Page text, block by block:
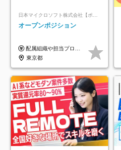
日本マイクロソフト株式会社【ポジションマッチ登録】
オープンポジション
配属組織や担当プロジェクトにより異なります。 ▼参考情報 ----------------------- 年俸650万～（1/12を月々支給） ※経験、能力を考慮の上、当社規定により優遇いたします。 ※時間外、休日出勤、深夜手当に対する賃金も基本年俸に含みます。
東京都